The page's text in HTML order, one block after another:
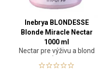
Inebrya BLONDESSE
Blonde Miracle Nectar
1000 ml
Nectar pre výživu a blond
vlasy